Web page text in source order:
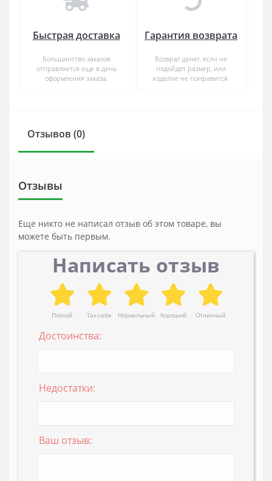
Быстрая доставка
Большинство заказов
отправляется еще в день
оформления заказа.
Гарантия возврата
Возврат денег, если не
подойдет размер, или
изделие не понравится.
Отзывов (0)
Отзывы
Еще никто не написал отзыв об этом товаре, вы
можете быть первым.
Написать отзыв
Плохой Так себе Нормальный Хороший Отличный
Достоинства:
Недостатки:
Ваш отзыв: